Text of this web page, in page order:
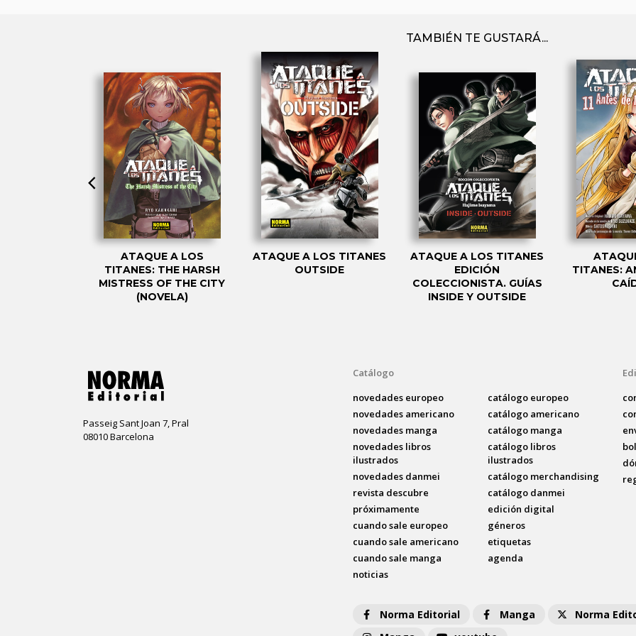
TAMBIÉN TE GUSTARÁ...
ATAQUE A LOS
TITANES: THE HARSH
MISTRESS OF THE CITY
(NOVELA)
ATAQUE A LOS TITANES
OUTSIDE
ATAQUE A LOS TITANES
EDICIÓN
COLECCIONISTA. GUÍAS
INSIDE Y OUTSIDE
TITANES:
Passeig Sant Joan 7, Pral
08010 Barcelona
Catálogo
novedades europeo
novedades americano
novedades manga
novedades libros
ilustrados
novedades danmei
revista descubre
próximamente
cuando sale europeo
cuando sale americano
cuando sale manga
noticias
catálogo europeo
catálogo americano
catálogo manga
catálogo libros
ilustrados
catálogo merchandising
catálogo danmei
edición digital
géneros
etiquetas
agenda
Norma Editorial Manga Norma